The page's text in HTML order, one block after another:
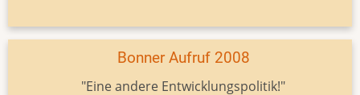
Bonner Aufruf 2008
"Eine andere Entwicklungspolitik!"